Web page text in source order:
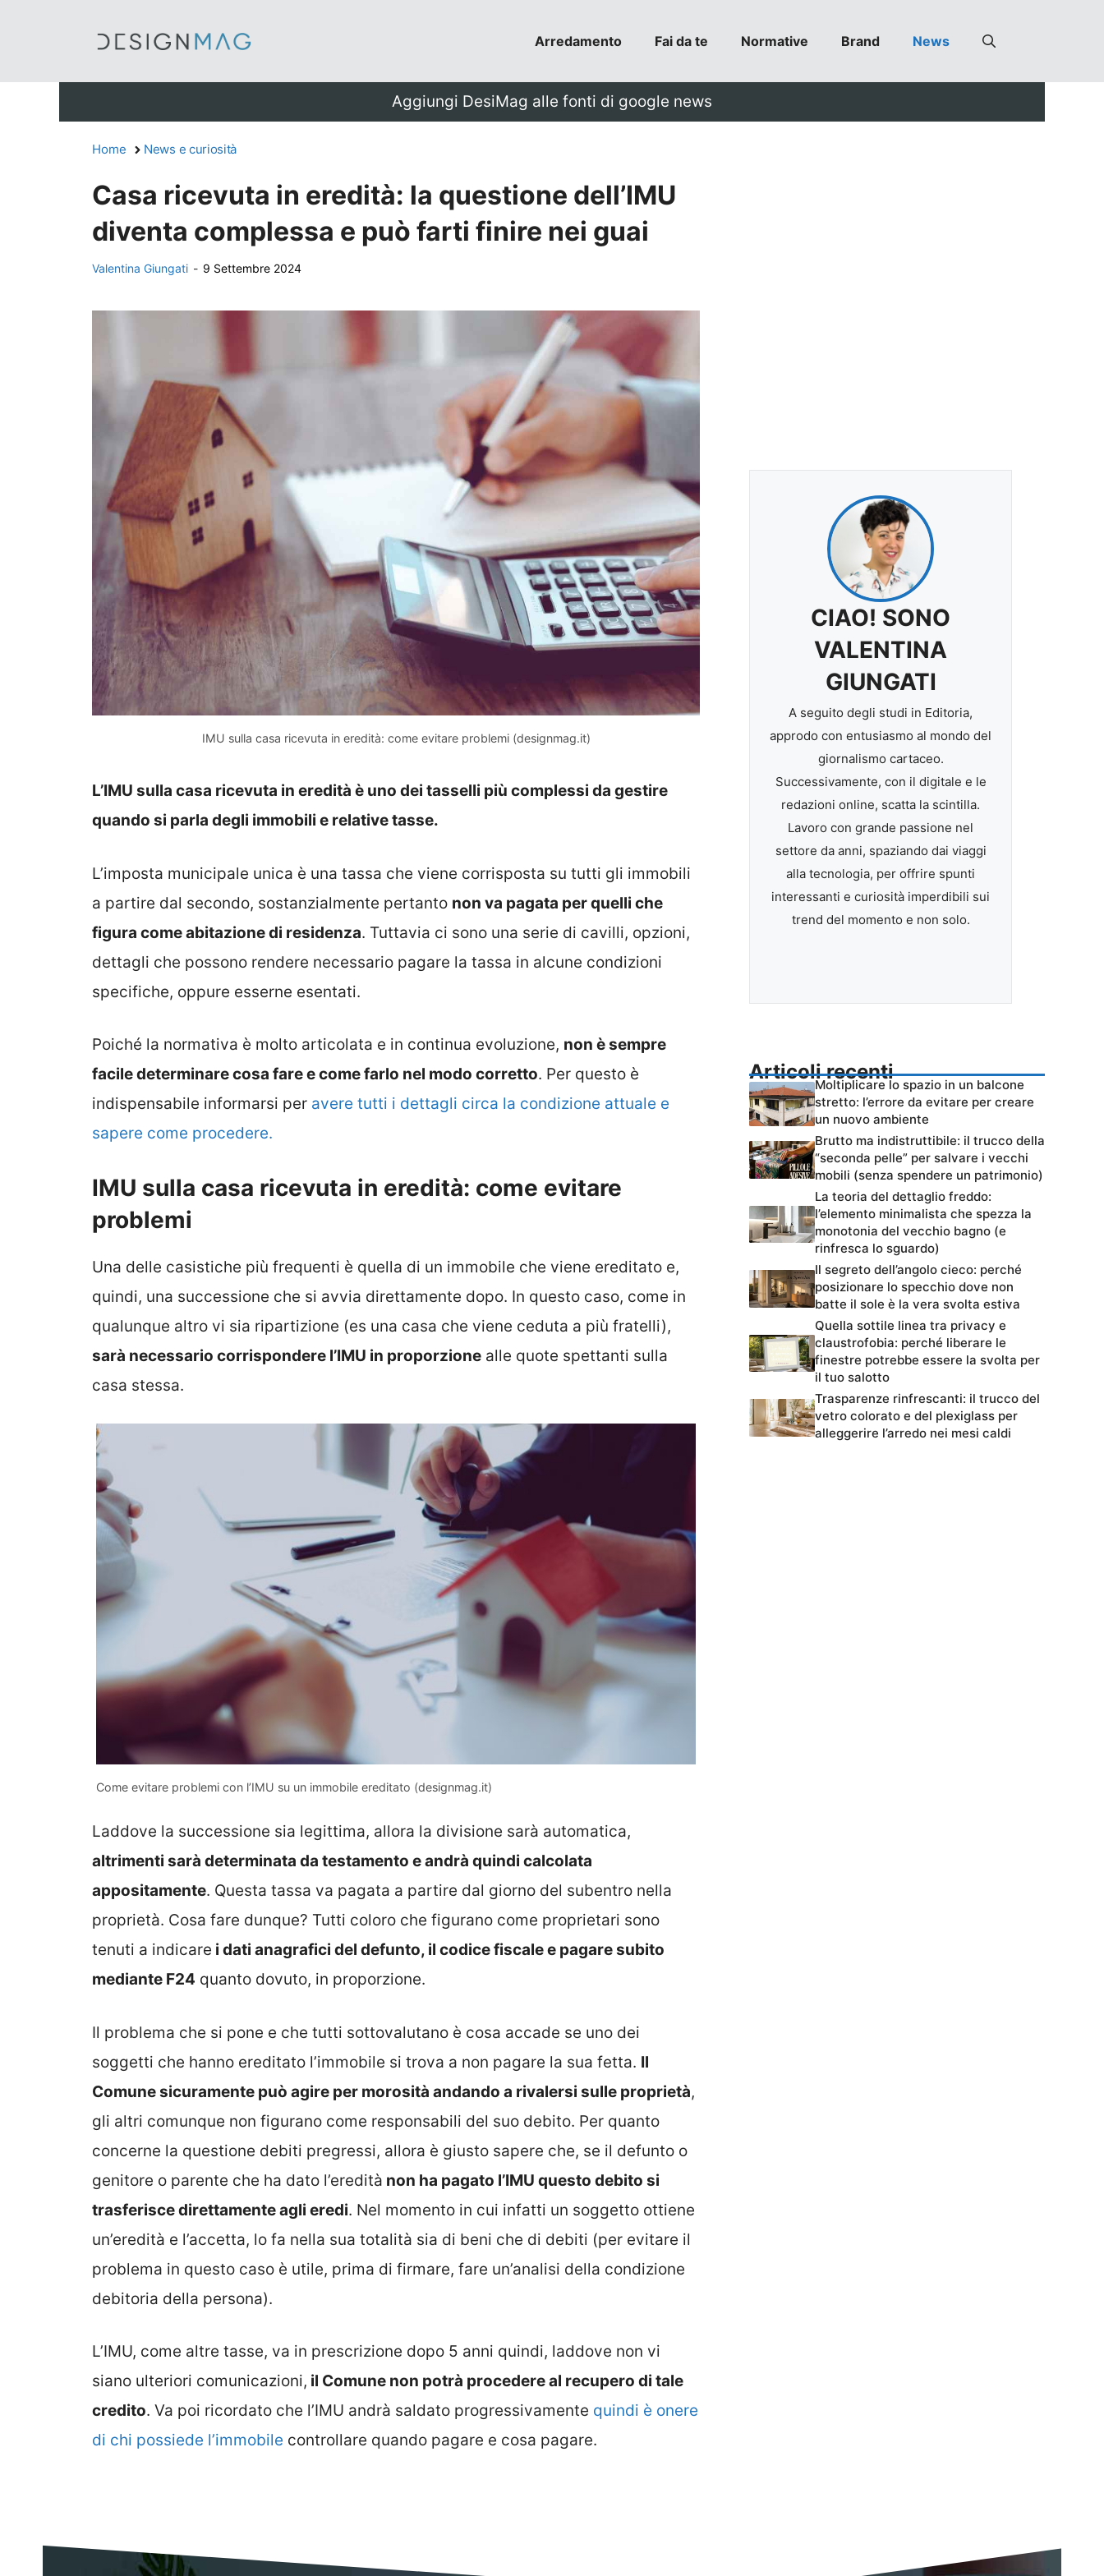
Arredamento Fai da te Normative Brand News
Aggiungi DesiMag alle fonti di google news
Home News e curiosità
Casa ricevuta in eredità: la questione dell’IMU
diventa complessa e può farti finire nei guai
Valentina Giungati - 9 Settembre 2024
IMU sulla casa ricevuta in eredità: come evitare problemi (designmag.it)
L’IMU sulla casa ricevuta in eredità è uno dei tasselli più complessi da gestire
quando si parla degli immobili e relative tasse.
L’imposta municipale unica è una tassa che viene corrisposta su tutti gli immobili
a partire dal secondo, sostanzialmente pertanto non va pagata per quelli che
figura come abitazione di residenza. Tuttavia ci sono una serie di cavilli, opzioni,
dettagli che possono rendere necessario pagare la tassa in alcune condizioni
specifiche, oppure esserne esentati.
Poiché la normativa è molto articolata e in continua evoluzione, non è sempre
facile determinare cosa fare e come farlo nel modo corretto. Per questo è
indispensabile informarsi per avere tutti i dettagli circa la condizione attuale e
sapere come procedere.
IMU sulla casa ricevuta in eredità: come evitare
problemi
Una delle casistiche più frequenti è quella di un immobile che viene ereditato e,
quindi, una successione che si avvia direttamente dopo. In questo caso, come in
qualunque altro vi sia ripartizione (es una casa che viene ceduta a più fratelli),
sarà necessario corrispondere l’IMU in proporzione alle quote spettanti sulla
casa stessa.
Come evitare problemi con l’IMU su un immobile ereditato (designmag.it)
Laddove la successione sia legittima, allora la divisione sarà automatica,
altrimenti sarà determinata da testamento e andrà quindi calcolata
appositamente. Questa tassa va pagata a partire dal giorno del subentro nella
proprietà. Cosa fare dunque? Tutti coloro che figurano come proprietari sono
tenuti a indicare i dati anagrafici del defunto, il codice fiscale e pagare subito
mediante F24 quanto dovuto, in proporzione.
Il problema che si pone e che tutti sottovalutano è cosa accade se uno dei
soggetti che hanno ereditato l’immobile si trova a non pagare la sua fetta. Il
Comune sicuramente può agire per morosità andando a rivalersi sulle proprietà,
gli altri comunque non figurano come responsabili del suo debito. Per quanto
concerne la questione debiti pregressi, allora è giusto sapere che, se il defunto o
genitore o parente che ha dato l’eredità non ha pagato l’IMU questo debito si
trasferisce direttamente agli eredi. Nel momento in cui infatti un soggetto ottiene
un’eredità e l’accetta, lo fa nella sua totalità sia di beni che di debiti (per evitare il
problema in questo caso è utile, prima di firmare, fare un’analisi della condizione
debitoria della persona).
L’IMU, come altre tasse, va in prescrizione dopo 5 anni quindi, laddove non vi
siano ulteriori comunicazioni, il Comune non potrà procedere al recupero di tale
credito. Va poi ricordato che l’IMU andrà saldato progressivamente quindi è onere
di chi possiede l’immobile controllare quando pagare e cosa pagare.
CIAO! SONO
VALENTINA
GIUNGATI
A seguito degli studi in Editoria,
approdo con entusiasmo al mondo del
giornalismo cartaceo.
Successivamente, con il digitale e le
redazioni online, scatta la scintilla.
Lavoro con grande passione nel
settore da anni, spaziando dai viaggi
alla tecnologia, per offrire spunti
interessanti e curiosità imperdibili sui
trend del momento e non solo.
Articoli recenti
Moltiplicare lo spazio in un balcone
stretto: l’errore da evitare per creare
un nuovo ambiente
Brutto ma indistruttibile: il trucco della
“seconda pelle” per salvare i vecchi
mobili (senza spendere un patrimonio)
La teoria del dettaglio freddo:
l’elemento minimalista che spezza la
monotonia del vecchio bagno (e
rinfresca lo sguardo)
Il segreto dell’angolo cieco: perché
posizionare lo specchio dove non
batte il sole è la vera svolta estiva
Quella sottile linea tra privacy e
claustrofobia: perché liberare le
finestre potrebbe essere la svolta per
il tuo salotto
Trasparenze rinfrescanti: il trucco del
vetro colorato e del plexiglass per
alleggerire l’arredo nei mesi caldi